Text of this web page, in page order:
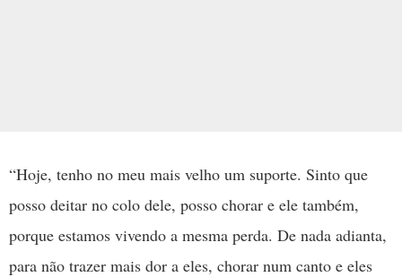
“Hoje, tenho no meu mais velho um suporte. Sinto que
posso deitar no colo dele, posso chorar e ele também,
porque estamos vivendo a mesma perda. De nada adianta,
para não trazer mais dor a eles, chorar num canto e eles